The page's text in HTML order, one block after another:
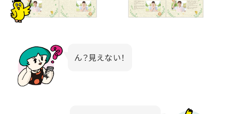
ん？見えない！